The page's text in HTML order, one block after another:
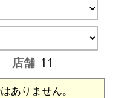
店舗 11
ありません。